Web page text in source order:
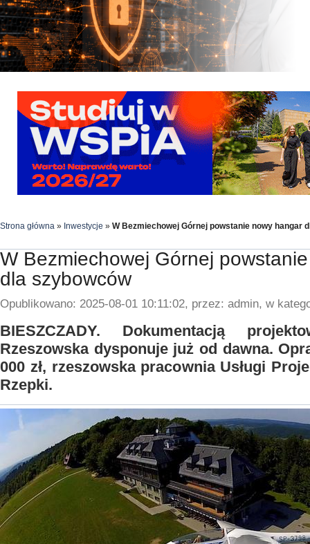
Strona główna » Inwestycje » W Bezmiechowej Górnej powstanie nowy hangar
W Bezmiechowej Górnej
dla szybowców
Opublikowano: 2025-08-01 10:11:02, przez: admin, w
BIESZCZADY. Dokumentacją
Rzeszowska dysponuje już od dawna.
000 zł, rzeszowska pracownia Usługi
Rzepki.